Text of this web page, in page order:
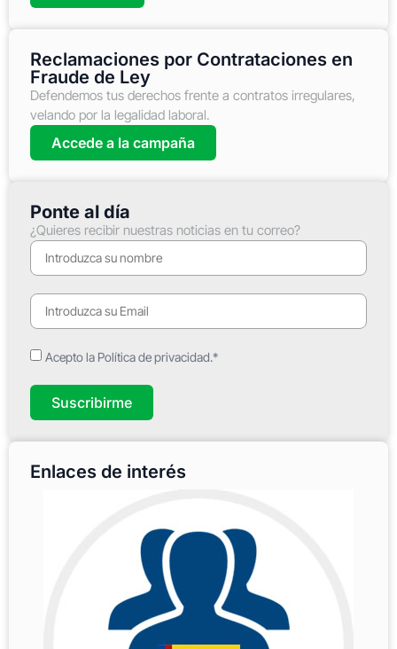
Reclamaciones por Contrataciones en
Fraude de Ley
Defendemos tus derechos frente a contratos irregulares,
velando por la legalidad laboral.
Accede a la campaña
Ponte al día
¿Quieres recibir nuestras noticias en tu correo?
Acepto la Política de privacidad.*
Suscribirme
Enlaces de interés